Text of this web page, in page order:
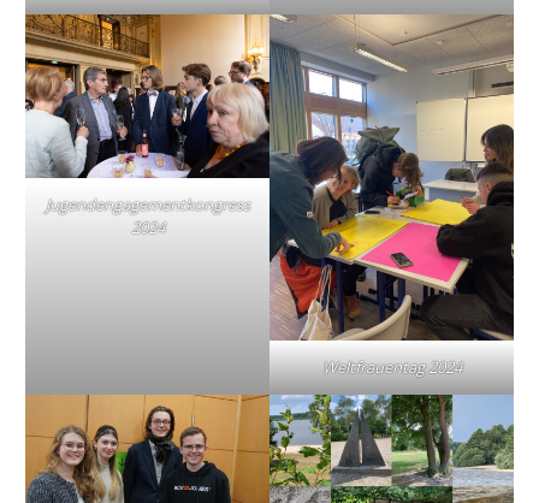
Jugendengagementkongress
2024
Weltfrauentag 2024